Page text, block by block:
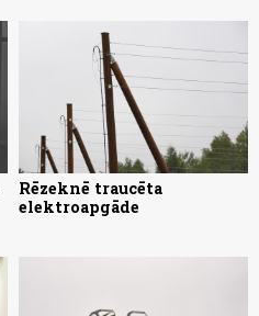
Rēzeknē traucēta
elektroapgāde